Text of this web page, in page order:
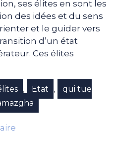
ses élites en sont les
des idées et du sens
et le guider vers
d’un état
Ces élites
, Etat ,
qui tue